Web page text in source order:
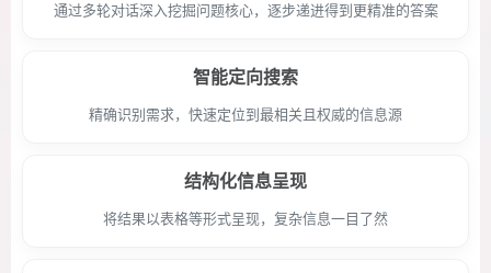
通过多轮对话深入挖掘问题核心，逐步递进得到更精准的答案
智能定向搜索
精确识别需求，快速定位到最相关且权威的信息源
结构化信息呈现
将结果以表格等形式呈现，复杂信息一目了然